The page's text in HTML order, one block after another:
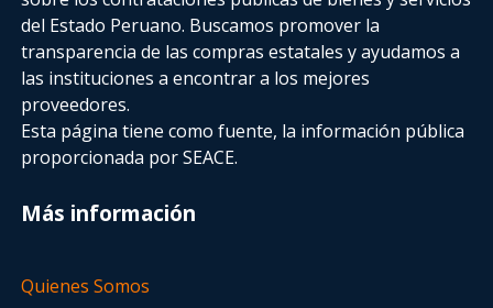
del Estado Peruano. Buscamos promover la
transparencia de las compras estatalesy ayudamos a
las instituciones a encontrar a los mejores
proveedores.
Esta página tiene como fuente, la información pública
proporcionada por SEACE.
Más información
Quienes Somos